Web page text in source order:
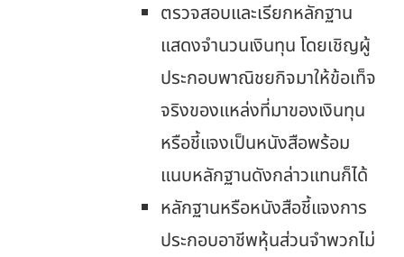
ตรวจสอบและเรียกหลักฐาน
แสดงจำนวนเงินทุน โดยเชิญผู้
ประกอบพาณิชยกิจมาให้ข้อเท็จ
จริงของแหล่งที่มาของเงินทุน
หรือชี้แจงเป็นหนังสือพร้อม
แนบหลักฐานดังกล่าวแทนก็ได้
หลักฐานหรือหนังสือชี้แจงการ
ประกอบอาชีพหุ้นส่วนจำพวกไม่